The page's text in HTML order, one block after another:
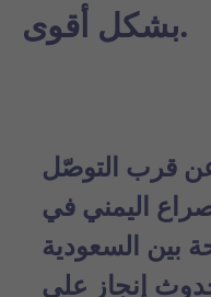
بشكل أقوى.
قرب التوصّل
اليمني في
بين السعودية
إنجاز على